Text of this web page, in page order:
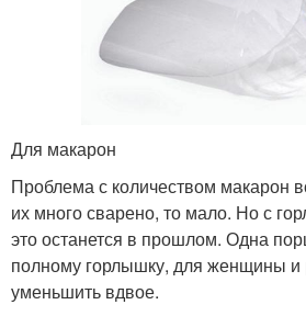
Для макарон
Проблема с количеством макарон
их много сварено, то мало. Но с
это останется в прошлом. Одна
полному горлышку, для женщины
уменьшить вдвое.